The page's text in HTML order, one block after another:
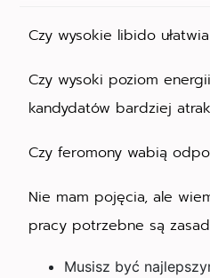
Czy wysokie libido
Czy wysoki poziom
kandydatów bardziej
Czy feromony wabią
Nie mam pojęcia, ale
pracy potrzebne są
Musisz być